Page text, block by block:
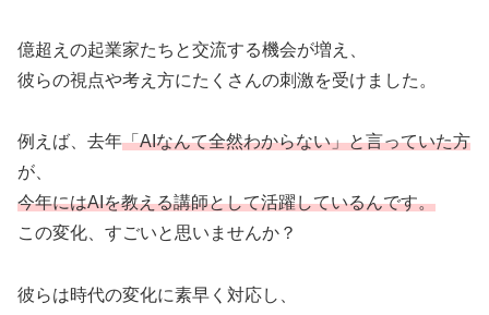
億超えの起業家たちと交流する機会が増え、
彼らの視点や考え方にたくさんの刺激を受けました。
例えば、去年「AIなんて全然わからない」と言っていた方
が、
今年にはAIを教える講師として活躍しているんです。
この変化、すごいと思いませんか？
彼らは時代の変化に素早く対応し、